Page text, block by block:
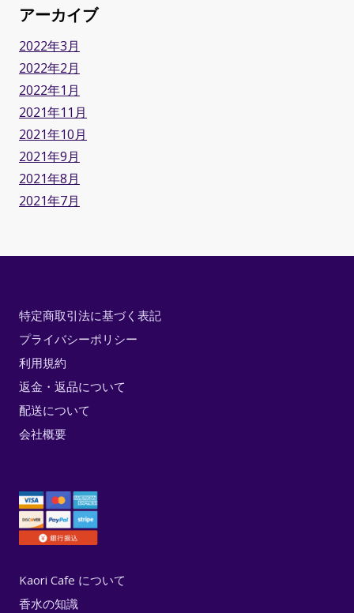
アーカイブ
2022年3月
2022年2月
2022年1月
2021年11月
2021年10月
2021年9月
2021年8月
2021年7月
特定商取引法に基づく表記
プライバシーポリシー
利用規約
返金・返品について
配送について
会社概要
Kaori Cafe について
香水の知識